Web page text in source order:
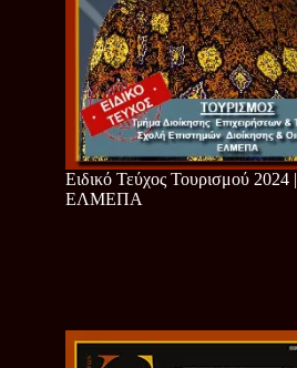
Ειδικό Τεύχος Τουρισμού 2024 |
ΕΛΜΕΠΑ